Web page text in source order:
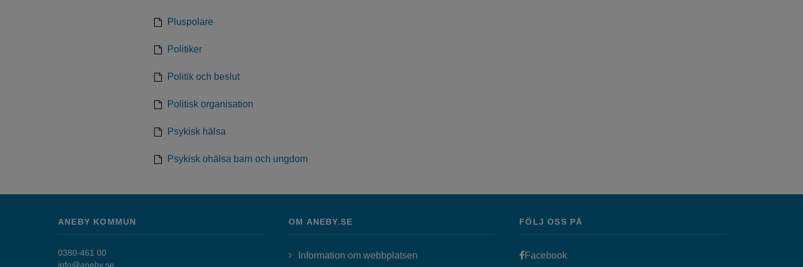
Pluspolare
Politiker
Politik och beslut
Politisk organisation
Psykisk hälsa
Psykisk ohälsa barn och ungdom
ANEBY KOMMUN
0380-461 00
info@aneby.se
OM ANEBY.SE
Information om webbplatsen
FÖLJ OSS PÅ
FacebookLänk till annan webbplats, öppnas i nytt fönster.